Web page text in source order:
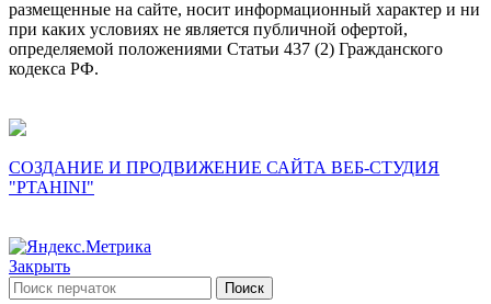
размещенные на сайте, носит информационный характер и ни
при каких условиях не является публичной офертой,
определяемой положениями Статьи 437 (2) Гражданского
кодекса РФ.
СОЗДАНИЕ И ПРОДВИЖЕНИЕ САЙТА ВЕБ-СТУДИЯ
"PTAHINI"
Закрыть
Поиск